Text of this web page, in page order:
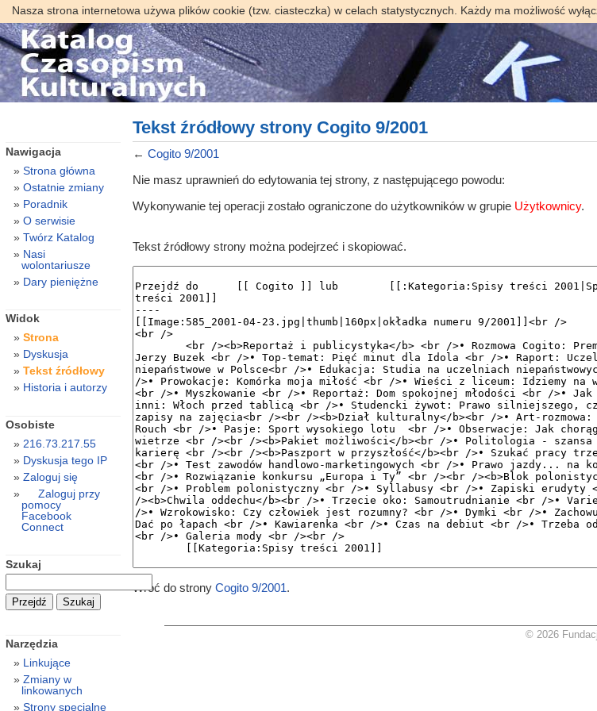
Nasza strona internetowa używa plików cookie (tzw. ciasteczka) w celach statystycznych. Każdy ma możliwość
Tekst źródłowy strony Cogito 9/2001
← Cogito 9/2001
Nie masz uprawnień do edytowania tej strony, z następującego powodu:
Wykonywanie tej operacji zostało ograniczone do użytkowników w grupie Użytkownicy.
Tekst źródłowy strony można podejrzeć i skopiować.
Wróć do strony Cogito 9/2001.
Nawigacja
Strona główna
Ostatnie zmiany
Poradnik
O serwisie
Twórz Katalog
Nasi
wolontariusze
Dary pieniężne
Widok
Strona
Dyskusja
Tekst źródłowy
Historia i autorzy
Osobiste
216.73.217.55
Dyskusja tego IP
Zaloguj się
Zaloguj przy
pomocy
Facebook
Connect
Szukaj
Narzędzia
Linkujące
Zmiany w
linkowanych
Strony specjalne
© 2026